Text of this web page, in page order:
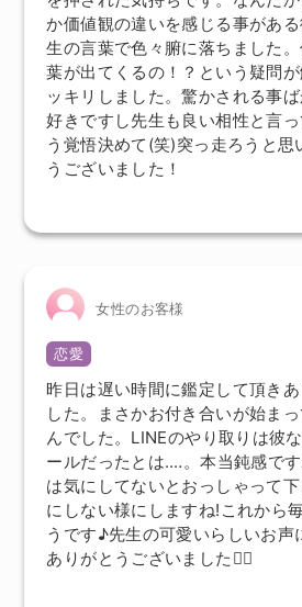
か価値観の違いを感じる事があ
生の言葉で色々腑に落ちました
葉が出てくるの！？という疑問
ッキリしました。驚かされる事
好きですし先生も良い相性と言
う覚悟決めて(笑)突っ走ろうと思
うございました！
女性のお客様
恋愛
昨日は遅い時間に鑑定して頂き
した。まさかお付き合いが始ま
んでした。LINEのやり取りは彼
ールだったとは‥‥。本当鈍感で
は気にしてないとおっしゃって
にしない様にしますね!これから
うです♪先生の可愛いらしいお声
ありがとうございました🙇‍♀️